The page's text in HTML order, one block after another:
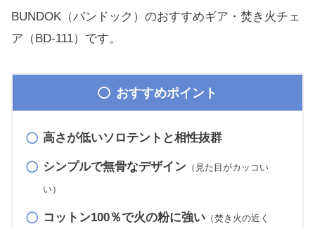
BUNDOK（バンドック）のおすすめギア・焚き火チェ
ア（BD-111）です。
おすすめポイント
高さが低いソロテントと相性抜群
シンプルで無骨なデザイン（見た目がカッコい
い）
コットン100％で火の粉に強い（焚き火の近く